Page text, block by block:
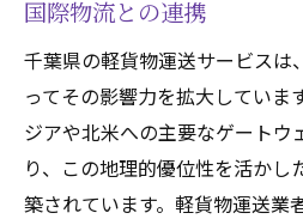
国際物流との連携
千葉県の軽貨物運送サービスは
ってその影響力を拡大していま
ジアや北米への主要なゲートウ
り、この地理的優位性を活かし
築されています。軽貨物運送業